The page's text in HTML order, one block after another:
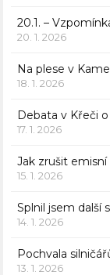
20.1. –
20. 1. 2026
Na plese v
18. 1. 2026
Debata v Křeči
17. 1. 2026
Jak zrušit emisní
15. 1. 2026
Splnil jsem další
14. 1. 2026
Pochvala
13. 1. 2026